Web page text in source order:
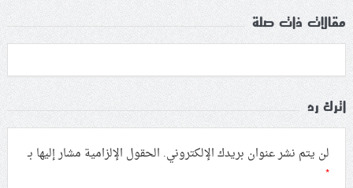
مقالات ذات صلة
اترك رد
لن يتم نشر عنوان بريدك الإلكتروني. الحقول الإلزامية مشار إليها بـ
*